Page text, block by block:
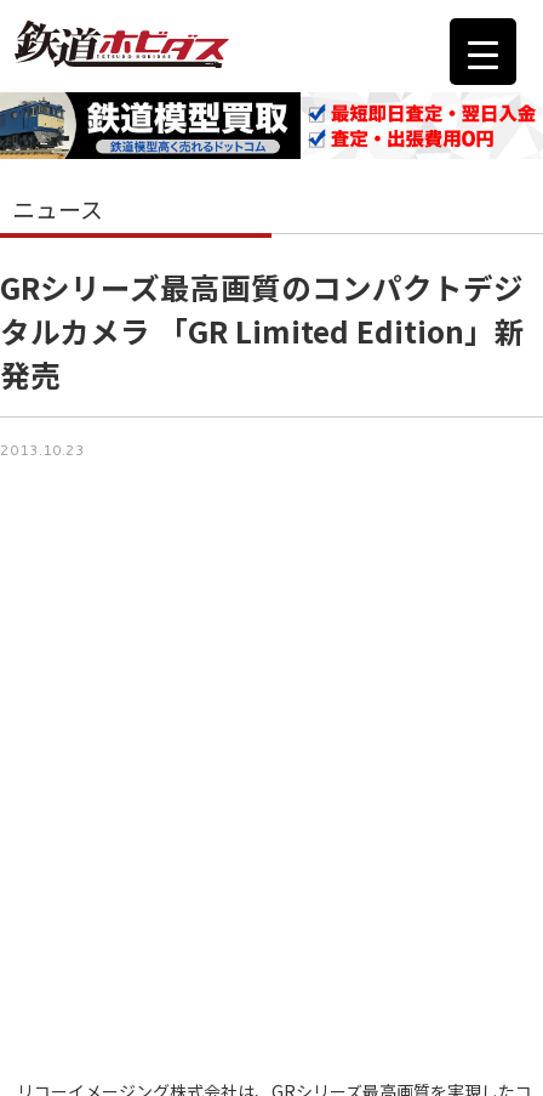
ニュース
GRシリーズ最高画質のコンパクトデジ
タルカメラ 「GR Limited Edition」新
発売
2013.10.23